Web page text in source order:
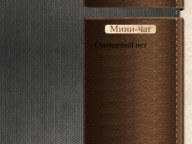
Мини-чат